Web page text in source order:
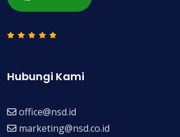
Hubungi Kami
office@nsd.id
marketing@nsd.co.id